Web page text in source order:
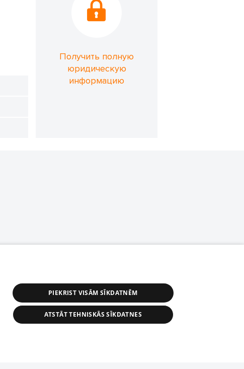
Получить полную
юридическую
информацию
PIEKRIST VISĀM SĪKDATNĒM
ATSTĀT TEHNISKĀS SĪKDATNES